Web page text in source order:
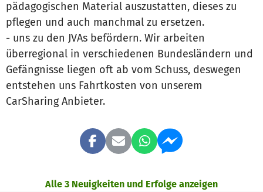
pädagogischen Material auszustatten, dieses zu
pflegen und auch manchmal zu ersetzen.
- uns zu den JVAs befördern. Wir arbeiten
überregional in verschiedenen Bundesländern und
Gefängnisse liegen oft ab vom Schuss, deswegen
entstehen uns Fahrtkosten von unserem
CarSharing Anbieter.
Alle 3 Neuigkeiten und Erfolge anzeigen